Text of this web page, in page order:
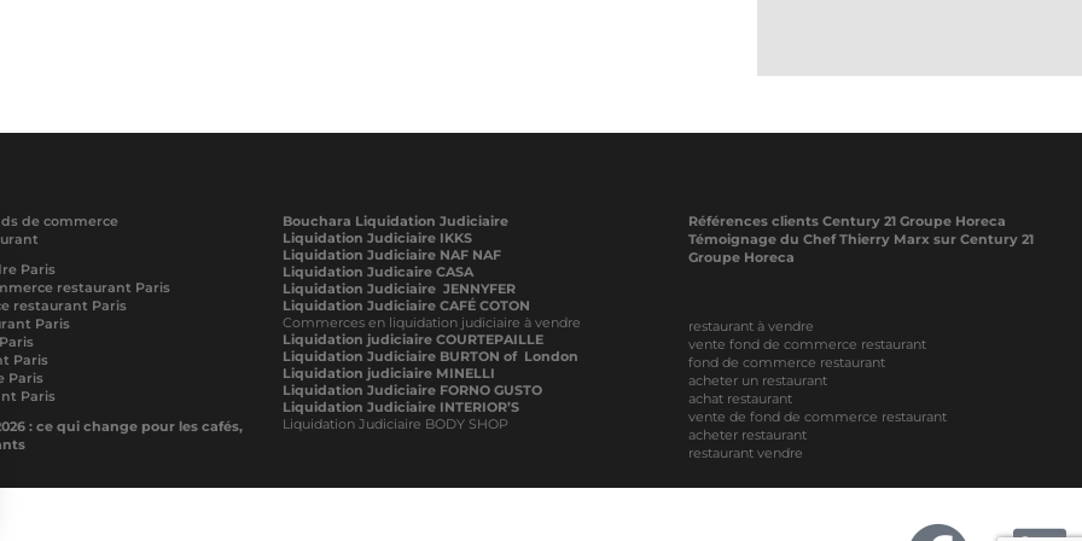
de commerce
Paris
restaurant Paris
restaurant Paris
Paris
Paris
Paris
Paris
: ce qui change pour les cafés,
Bouchara Liquidation Judiciaire
Liquidation Judiciaire IKKS
Liquidation Judiciaire NAF NAF
Liquidation Judicaire CASA
Liquidation Judiciaire JENNYFER
Liquidation Judiciaire CAFÉ COTON
Commerces en liquidation judiciaire à vendre
Liquidation judiciaire COURTEPAILLE
Liquidation Judiciaire BURTON of London
Liquidation judiciaire MINELLI
Liquidation Judiciaire FORNO GUSTO
Liquidation Judiciaire INTERIOR’S
Liquidation Judiciaire BODY SHOP
Références clients Century 21 Groupe Horeca
Témoignage du Chef Thierry Marx sur Century 21
Groupe Horeca
restaurant à vendre
vente fond de commerce restaurant
fond de commerce restaurant
acheter un restaurant
achat restaurant
vente de fond de commerce restaurant
acheter restaurant
restaurant vendre